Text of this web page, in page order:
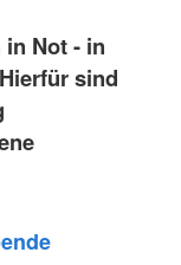
Not - in
sind